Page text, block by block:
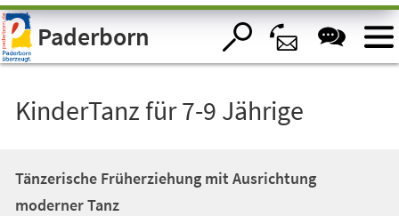
Visuelle
Assistenzsoftware
öffnen.Paderborn
KinderTanz für 7-9 Jährige
Tänzerische Früherziehung mit Ausrichtung
moderner Tanz